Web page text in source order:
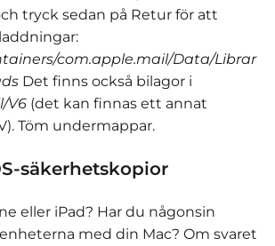
tryck sedan på Retur för att
com.apple.mail/Data/Librar
Det finns också bilagor i
V6 (det kan finnas ett annat
Töm undermappar.
säkerhetskopior
eller iPad? Har du någonsin
med din Mac? Om svaret